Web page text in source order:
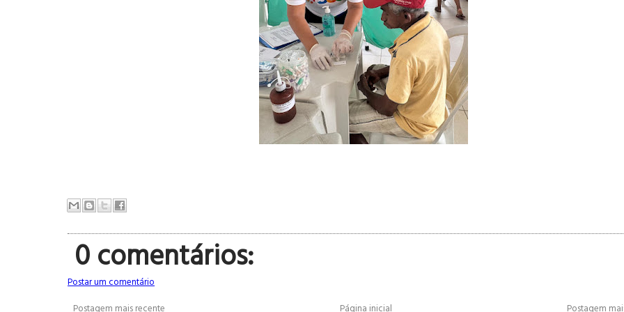
0 comentários:
Postar um comentário
Postagem mais recente
Postagem
Página inicial